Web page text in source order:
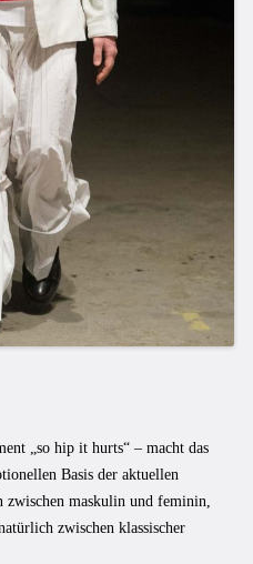
„so hip it hurts“ – macht das
Basis der aktuellen
maskulin und feminin,
zwischen klassischer